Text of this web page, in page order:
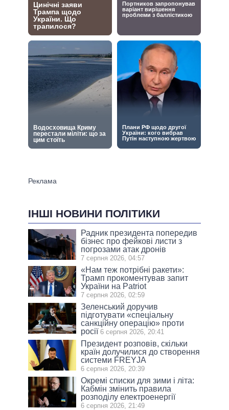
ІНШІ НОВИНИ ПОЛІТИКИ
Радник президента попередив
бізнес про фейкові листи з
погрозами атак дронів
7 серпня 2026, 04:57
«Нам теж потрібні ракети»:
Трамп прокоментував запит
України на Patriot
7 серпня 2026, 02:59
Зеленський доручив
підготувати «спеціальну
санкційну операцію» проти
росії 6 серпня 2026, 20:41
Президент розповів, скільки
країн долучилися до створення
системи FREYJA
6 серпня 2026, 20:39
Окремі списки для зими і літа:
Кабмін змінить правила
розподілу електроенергії
6 серпня 2026, 21:49